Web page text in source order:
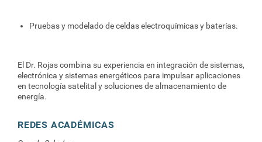
Pruebas y modelado de celdas electroquímicas y baterías.
El Dr. Rojas combina su experiencia en integración de sistemas,
electrónica y sistemas energéticos para impulsar aplicaciones
en tecnología satelital y soluciones de almacenamiento de
energía.
REDES ACADÉMICAS